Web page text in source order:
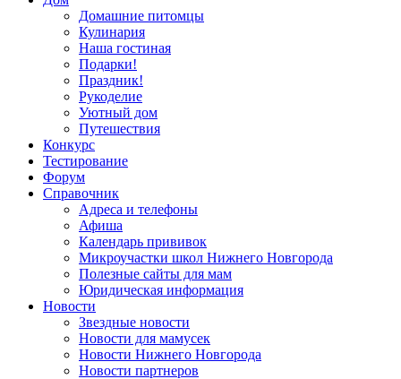
Домашние питомцы
Кулинария
Наша гостиная
Подарки!
Праздник!
Рукоделие
Уютный дом
Путешествия
Конкурс
Тестирование
Форум
Справочник
Адреса и телефоны
Афиша
Календарь прививок
Микроучастки школ Нижнего Новгорода
Полезные сайты для мам
Юридическая информация
Новости
Звездные новости
Новости для мамусек
Новости Нижнего Новгорода
Новости партнеров